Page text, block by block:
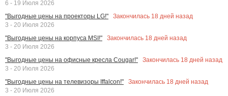
6 - 19 Июля 2026
"Выгодные цены на проекторы LG!"
Закончилась 18 дней назад
3 - 20 Июля 2026
"Выгодные цены на корпуса MSI!"
Закончилась 18 дней назад
3 - 20 Июля 2026
"Выгодные цены на офисные кресла Cougar!"
Закончилась 18 дней назад
3 - 20 Июля 2026
"Выгодные цены на телевизоры Iffalcon!"
Закончилась 18 дней назад
3 - 20 Июля 2026